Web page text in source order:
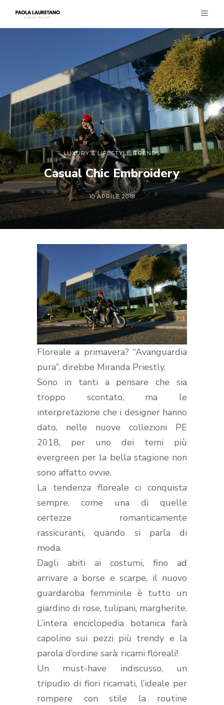
LUXURY & LIFESTYLE,TRENDS
Casual Chic Embroidery
10 APRILE 2018
Floreale a primavera? “Avanguardia
pura”, direbbe Miranda Priestly.
Sono in tanti a pensare che sia
troppo scontato, ma le
interpretazione che i designer hanno
dato, nelle nuove collezioni PE
2018, per uno dei temi più
evergreen per la bella stagione non
sono affatto ovvie.
La tendenza floreale ci conquista
sempre, come una di quelle
certezze romanticamente
rassicuranti, quando si parla di
moda.
Dagli abiti ai costumi, fino ad
arrivare a borse e scarpe, il nuovo
guardaroba femminile è tutto un
giardino di rose, tulipani, margherite.
L’intera enciclopedia botanica farà
capolino sui pezzi più trendy e la
parola d’ordine sarà: ricami floreali!
Un must-have indiscusso, un
tripudio di fiori ricamati, l’ideale per
rompere con stile la routine